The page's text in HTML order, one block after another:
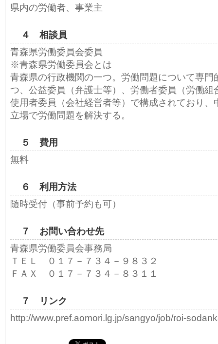
県内の労働者、事業主
４ 相談員
青森県労働委員会委員
※青森県労働委員会とは
青森県の行政機関の一つ。労働問題について専門
つ、公益委員（弁護士等）、労働者委員（労働組
使用者委員（会社経営者等）で構成されており、
立場で労働問題を解決する。
５ 費用
無料
６ 利用方法
随時受付（事前予約も可）
７ お問い合わせ先
青森県労働委員会事務局
ＴＥＬ ０１７－７３４－９８３２
ＦＡＸ ０１７－７３４－８３１１
７ リンク
http://www.pref.aomori.lg.jp/sangyo/job/roi-